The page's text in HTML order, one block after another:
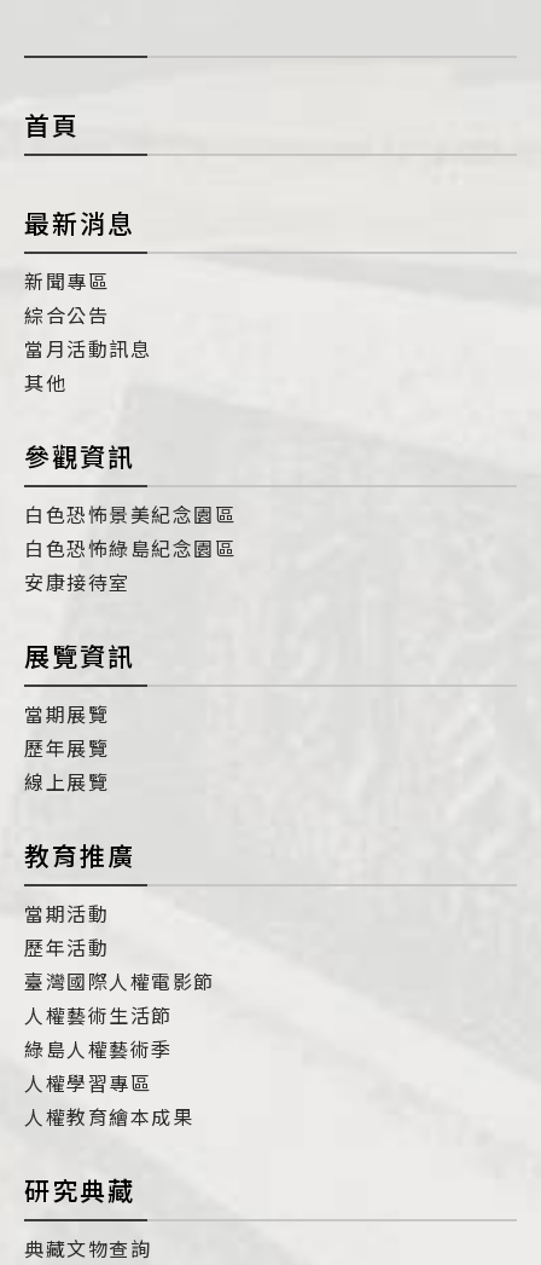
首頁
最新消息
新聞專區
綜合公告
當月活動訊息
其他
參觀資訊
白色恐怖景美紀念園區
白色恐怖綠島紀念園區
安康接待室
展覽資訊
當期展覽
歷年展覽
線上展覽
教育推廣
當期活動
歷年活動
臺灣國際人權電影節
人權藝術生活節
綠島人權藝術季
人權學習專區
人權教育繪本成果
研究典藏
典藏文物查詢